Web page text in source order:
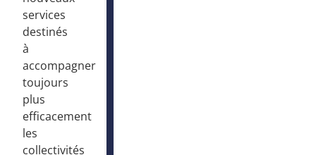
services
destinés
à
accompagner
toujours
plus
efficacement
les
collectivités